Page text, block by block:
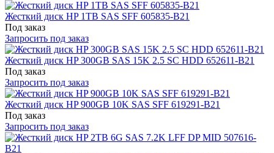
Жесткий диск HP 1TB SAS SFF 605835-B21
Под заказ
Запросить под заказ
Жесткий диск HP 300GB SAS 15K 2.5 SC HDD 652611-B21
Под заказ
Запросить под заказ
Жесткий диск HP 900GB 10K SAS SFF 619291-B21
Под заказ
Запросить под заказ